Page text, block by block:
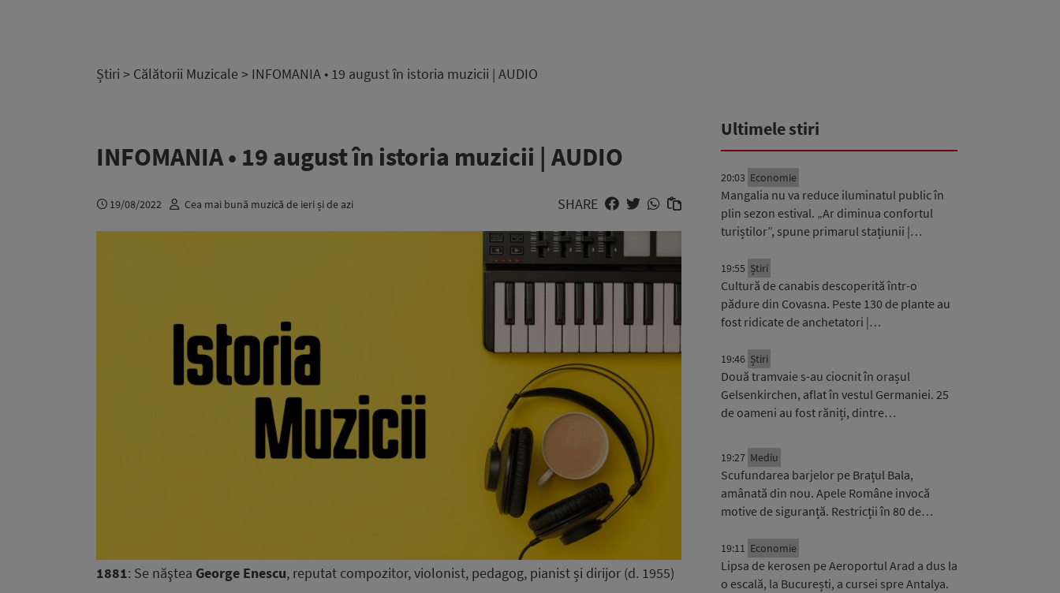
Știri > Călătorii Muzicale > INFOMANIA • 19 august în istoria muzicii | AUDIO
INFOMANIA • 19 august în istoria muzicii | AUDIO
19/08/2022 Cea mai bună muzică de ieri și de azi SHARE
1881: Se năştea George Enescu, reputat compozitor, violonist, pedagog, pianist și dirijor (d. 1955)
Ultimele stiri
20:03 Economie
Mangalia nu va reduce iluminatul public în
plin sezon estival. „Ar diminua confortul
turiștilor”, spune primarul stațiunii |…
19:55 Știri
Cultură de canabis descoperită într-o
pădure din Covasna. Peste 130 de plante au
fost ridicate de anchetatori |…
19:46 Știri
Două tramvaie s-au ciocnit în orașul
Gelsenkirchen, aflat în vestul Germaniei. 25
de oameni au fost răniți, dintre…
19:27 Mediu
Scufundarea barjelor pe Brațul Bala,
amânată din nou. Apele Române invocă
motive de siguranță. Restricții în 80 de…
19:11 Economie
Lipsa de kerosen pe Aeroportul Arad a dus la
o escală, la București, a cursei spre Antalya.